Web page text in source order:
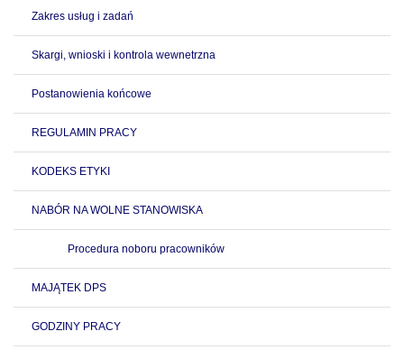
Zakres usług i zadań
Skargi, wnioski i kontrola wewnetrzna
Postanowienia końcowe
REGULAMIN PRACY
KODEKS ETYKI
NABÓR NA WOLNE STANOWISKA
Procedura noboru pracowników
MAJĄTEK DPS
GODZINY PRACY